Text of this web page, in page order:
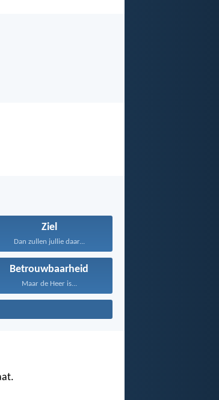
Ziel
Dan zullen jullie daar...
Betrouwbaarheid
Maar de Heer is...